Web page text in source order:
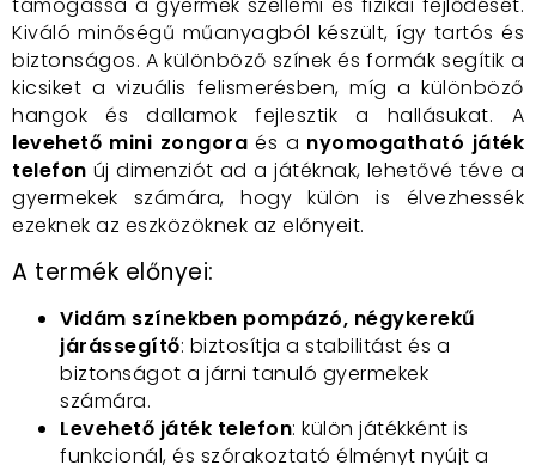
Kiváló minőségű műanyagból készült, így tartós és
biztonságos. A különböző színek és formák segítik a
kicsiket a vizuális felismerésben, míg a különböző
hangok és dallamok fejlesztik a hallásukat. A
levehető mini zongora és a nyomogatható játék
telefon új dimenziót ad a játéknak, lehetővé téve a
gyermekek számára, hogy külön is élvezhessék
ezeknek az eszközöknek az előnyeit.
A termék előnyei:
Vidám színekben pompázó, négykerekű
járássegítő: biztosítja a stabilitást és a
biztonságot a járni tanuló gyermekek
számára.
Levehető játék telefon: külön játékként is
funkcionál, és szórakoztató élményt nyújt a